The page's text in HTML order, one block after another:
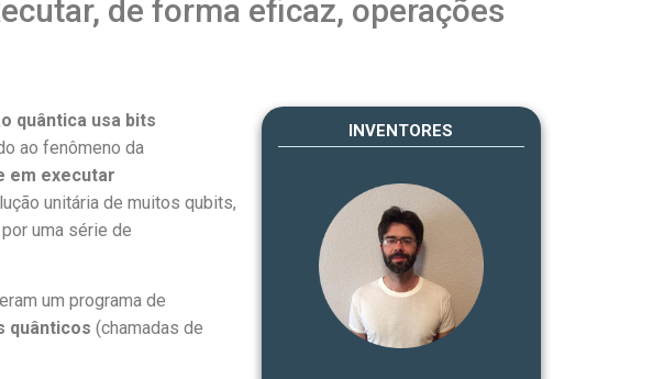
de forma eficaz, operações
quântica usa bits
ao fenômeno da
em executar
unitária de muitos qubits,
uma série de
um programa de
quânticos (chamadas de
INVENTORES